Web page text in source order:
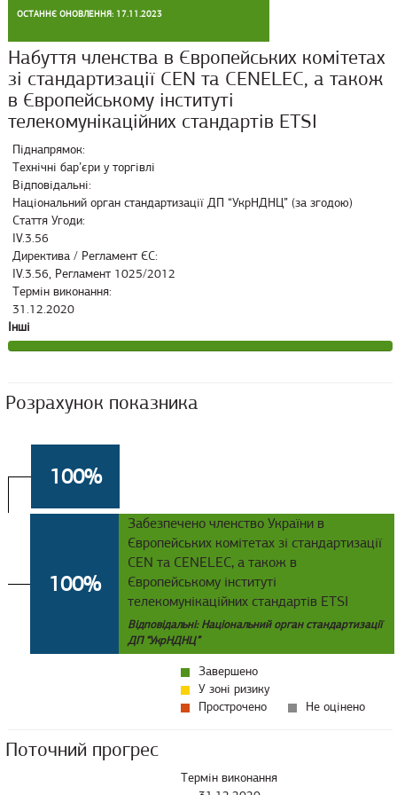
ОСТАННЄ ОНОВЛЕННЯ: 17.11.2023
Набуття членства в Європейських комітетах
зі стандартизації CEN та CENELEC, а також
в Європейському інституті
телекомунікаційних стандартів ETSI
Піднапрямок:
Технічні бар’єри у торгівлі
Відповідальні:
Національний орган стандартизації ДП “УкрНДНЦ” (за згодою)
Стаття Угоди:
IV.3.56
Директива / Регламент ЄС:
IV.3.56, Регламент 1025/2012
Термін виконання:
31.12.2020
Інші
Розрахунок показника
100%
100%
Забезпечено членство України в
Європейських комітетах зі стандартизації
CEN та CENELEC, а також в
Європейському інституті
телекомунікаційних стандартів ETSI
Відповідальні: Національний орган стандартизації
ДП “УкрНДНЦ”
Завершено
У зоні ризику
Прострочено
Не оцінено
Поточний прогрес
Термін виконання